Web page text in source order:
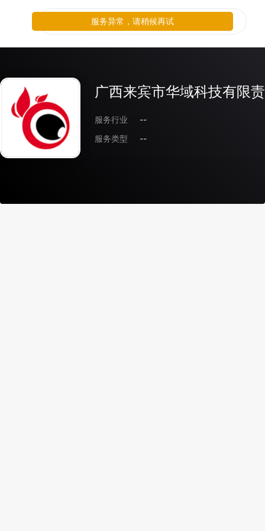
广西来宾市华域科技有限
服务行业
--
服务类型
--
服务异常，请稍候再试